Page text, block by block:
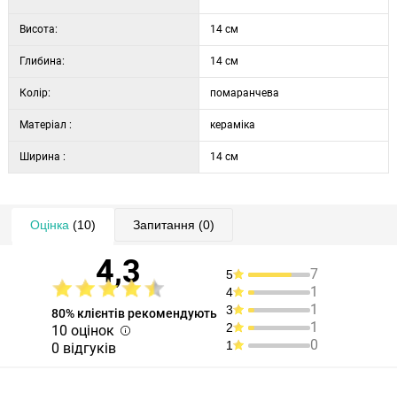
терасі унікальну атмосферу Дня всіх святих і Хелловіна.
Висота: 14 см
Глибина: 14 см
Колір: помаранчева
Матеріал : кераміка
Ширина : 14 см
Оцінка (10) Запитання (0)
4,3
80% клієнтів рекомендують
10 оцінок
0 відгуків
5 7
4 1
3 1
2 1
1 0